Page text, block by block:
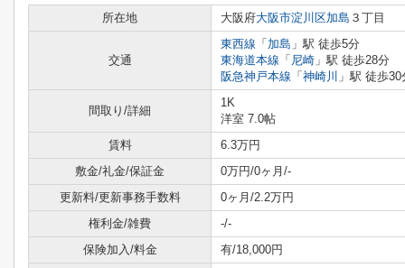
所在地 大阪府大阪市淀川区加島 ３丁目
交通
東西線 「 加島 」駅 徒歩5分
東海道本線 「 尼崎 」駅 徒歩28分
阪急神戸本線 「 神崎川 」駅 徒歩30
間取り/詳細
1K
洋室 7.0帖
賃料
6.3万円
敷金/礼金/保証金
0万円/0ヶ月/-
更新料/更新事務手数料
0ヶ月/2.2万円
権利金/雑費
-/-
保険加入/料金
有/18,000円